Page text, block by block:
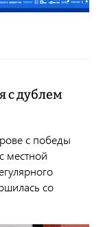
с дублем
с победы
местной
со